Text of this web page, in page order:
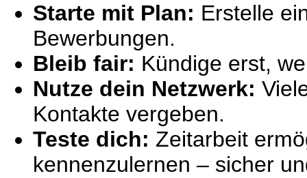
Starte mit Plan: Erstelle
Bewerbungen.
Bleib fair: Kündige erst,
Nutze dein Netzwerk:
Kontakte vergeben.
Teste dich: Zeitarbeit
kennenzulernen – sicher